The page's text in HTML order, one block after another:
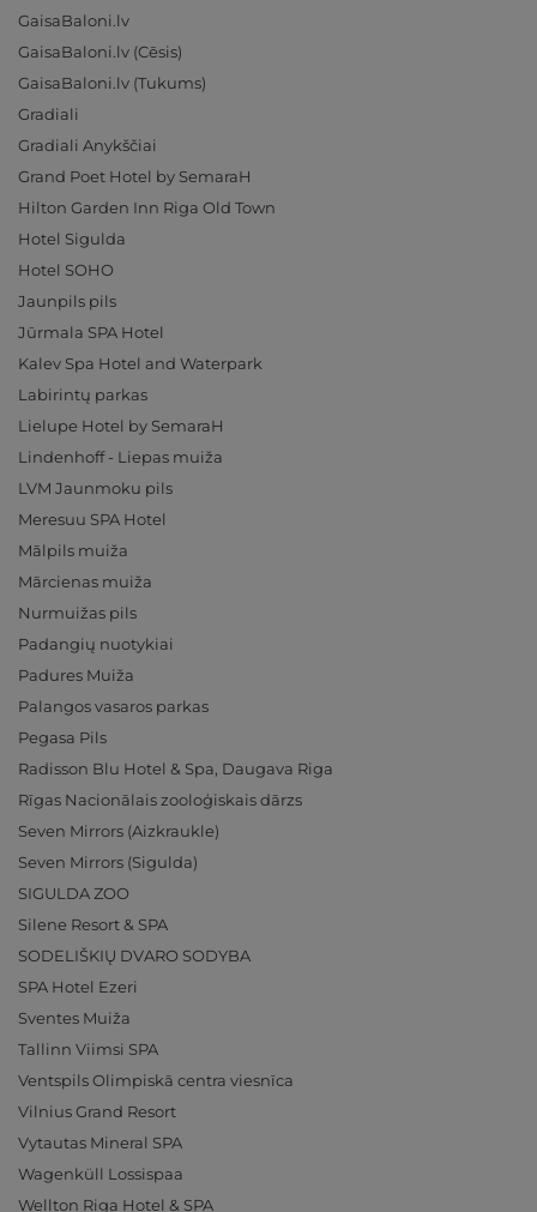
GaisaBaloni.lv
GaisaBaloni.lv (Cēsis)
GaisaBaloni.lv (Tukums)
Gradiali
Gradiali Anykščiai
Grand Poet Hotel by SemaraH
Hilton Garden Inn Riga Old Town
Hotel Sigulda
Hotel SOHO
Jaunpils pils
Jūrmala SPA Hotel
Kalev Spa Hotel and Waterpark
Labirintų parkas
Lielupe Hotel by SemaraH
Lindenhoff - Liepas muiža
LVM Jaunmoku pils
Meresuu SPA Hotel
Mālpils muiža
Mārcienas muiža
Nurmuižas pils
Padangių nuotykiai
Padures Muiža
Palangos vasaros parkas
Pegasa Pils
Radisson Blu Hotel & Spa, Daugava Riga
Rīgas Nacionālais zooloģiskais dārzs
Seven Mirrors (Aizkraukle)
Seven Mirrors (Sigulda)
SIGULDA ZOO
Silene Resort & SPA
SODELIŠKIŲ DVARO SODYBA
SPA Hotel Ezeri
Sventes Muiža
Tallinn Viimsi SPA
Ventspils Olimpiskā centra viesnīca
Vilnius Grand Resort
Vytautas Mineral SPA
Wagenküll Lossispaa
Wellton Riga Hotel & SPA